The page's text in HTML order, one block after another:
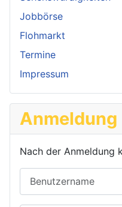
Jobbörse
Flohmarkt
Termine
Impressum
Anmeldung
Nach der Anmeldung